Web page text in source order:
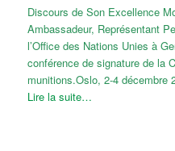
Discours de Son Excellence
Ambassadeur, Représentant
l’Office des Nations Unies à
conférence de signature de la
munitions.Oslo, 2-4 décembre
Lire la suite…